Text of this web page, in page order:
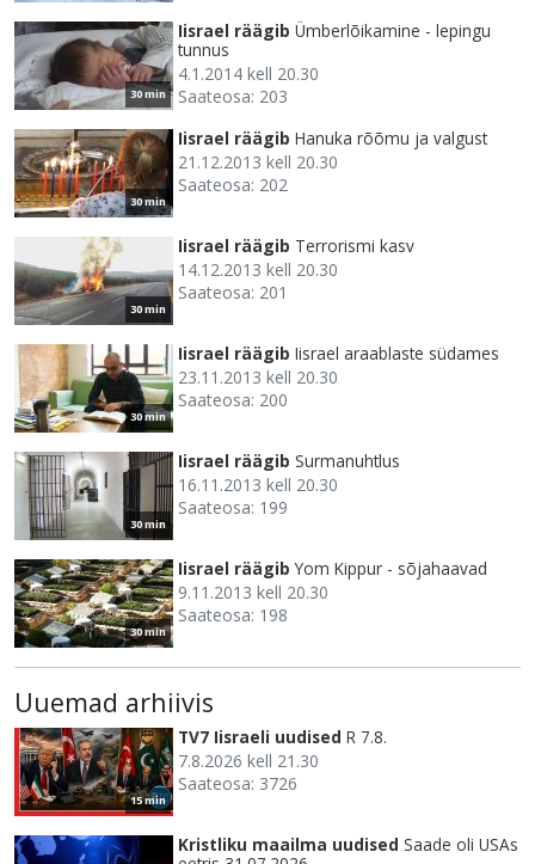
30 min
Iisrael räägib Ümberlõikamine - lepingu
tunnus
4.1.2014 kell 20.30
Saateosa: 203
30 min
Iisrael räägib Hanuka rõõmu ja valgust
21.12.2013 kell 20.30
Saateosa: 202
30 min
Iisrael räägib Terrorismi kasv
14.12.2013 kell 20.30
Saateosa: 201
30 min
Iisrael räägib Iisrael araablaste südames
23.11.2013 kell 20.30
Saateosa: 200
30 min
Iisrael räägib Surmanuhtlus
16.11.2013 kell 20.30
Saateosa: 199
30 min
Iisrael räägib Yom Kippur - sõjahaavad
9.11.2013 kell 20.30
Saateosa: 198
Uuemad arhiivis
15 min
TV7 Iisraeli uudised R 7.8.
7.8.2026 kell 21.30
Saateosa: 3726
Kristliku maailma uudised Saade oli USAs